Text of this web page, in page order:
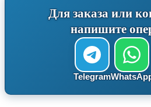
Для заказа или
напишите
Telegram